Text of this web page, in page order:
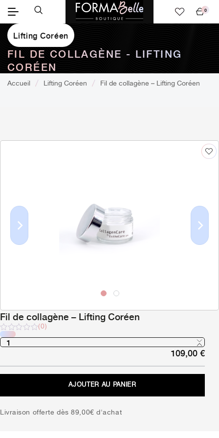
panier
0
Lifting Coréen
FIL DE COLLAGÈNE - LIFTING
CORÉEN
Accueil Lifting Coréen Fil de collagène – Lifting Coréen
Previous Next
Fil de collagène – Lifting Coréen
Note
sur
(0)
109,00€
AJOUTER AU PANIER
Livraison offerte dès 89,00€ d'achat